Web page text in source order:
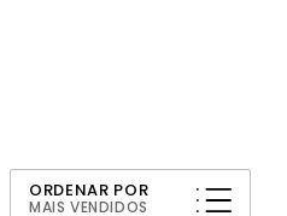
ORDENAR POR
MAIS VENDIDOS